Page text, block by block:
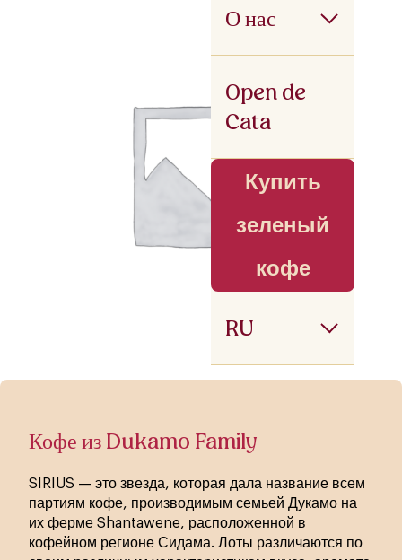
О нас
Open de
Cata
Купить
зеленый
кофе
RU
Кофе из Dukamo Family
SIRIUS — это звезда, которая дала название всем
партиям кофе, производимым семьей Дукамо на
их ферме Shantawene, расположенной в
кофейном регионе Сидама. Лоты различаются по